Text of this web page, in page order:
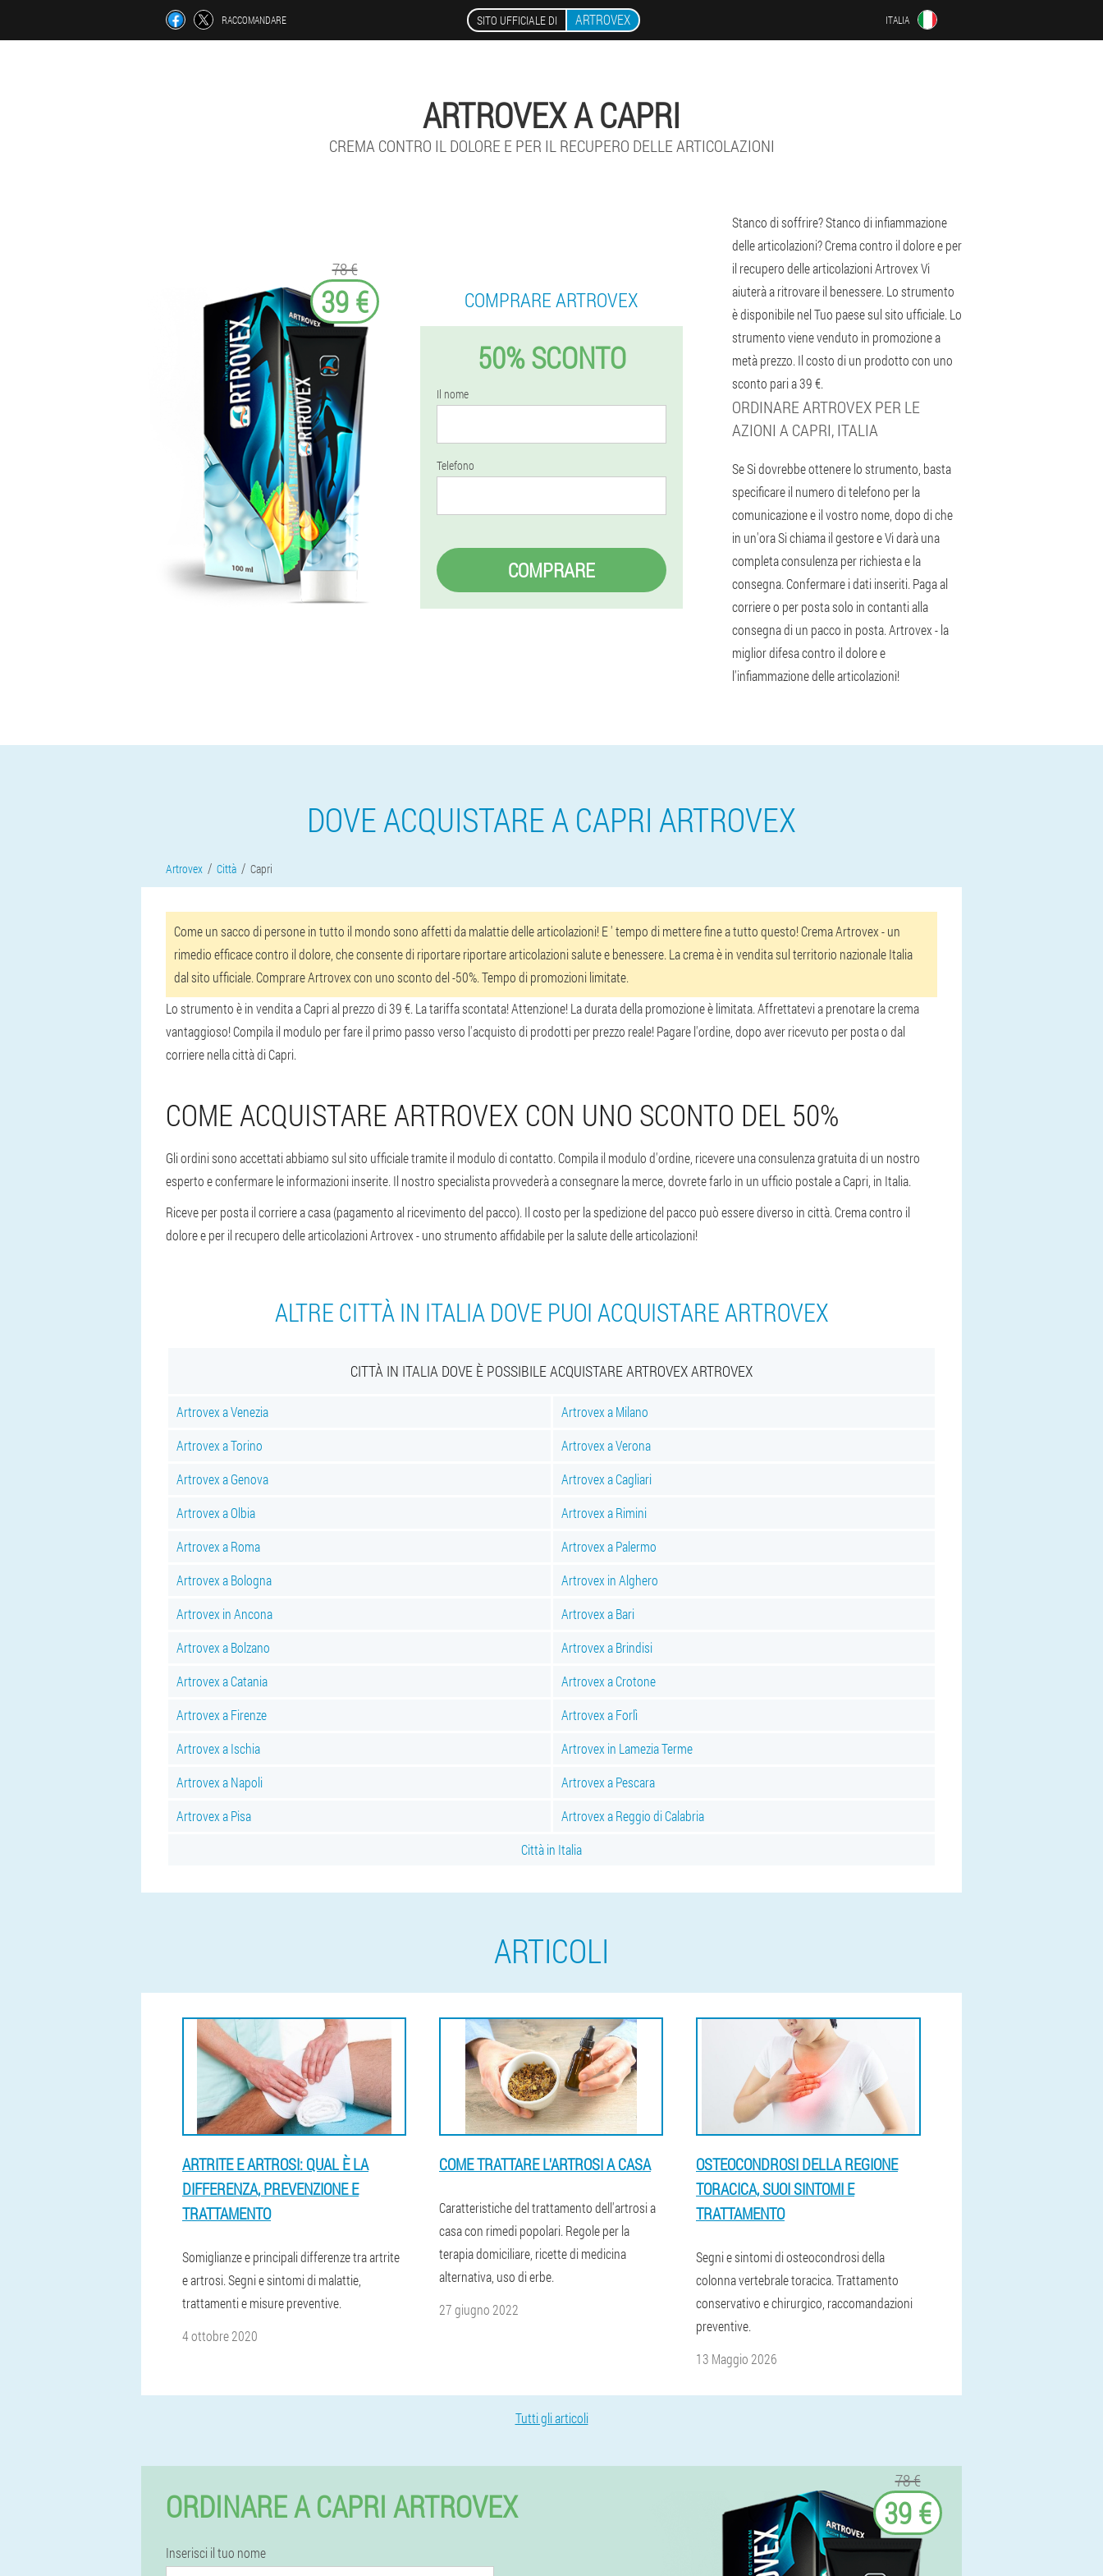
RACCOMANDARE SITO UFFICIALE DI ARTROVEX ITALIA
ARTROVEX A CAPRI
CREMA CONTRO IL DOLORE E PER IL RECUPERO DELLE ARTICOLAZIONI
78 €
39 € COMPRARE ARTROVEX
50% SCONTO
Il nome
Telefono
COMPRARE
Stanco di soffrire? Stanco di infiammazione
delle articolazioni? Crema contro il dolore e per
il recupero delle articolazioni Artrovex Vi
aiuterà a ritrovare il benessere. Lo strumento
è disponibile nel Tuo paese sul sito ufficiale. Lo
strumento viene venduto in promozione a
metà prezzo. Il costo di un prodotto con uno
sconto pari a 39 €.
ORDINARE ARTROVEX PER LE
AZIONI A CAPRI, ITALIA
Se Si dovrebbe ottenere lo strumento, basta
specificare il numero di telefono per la
comunicazione e il vostro nome, dopo di che
in un'ora Si chiama il gestore e Vi darà una
completa consulenza per richiesta e la
consegna. Confermare i dati inseriti. Paga al
corriere o per posta solo in contanti alla
consegna di un pacco in posta. Artrovex - la
miglior difesa contro il dolore e
l'infiammazione delle articolazioni!
DOVE ACQUISTARE A CAPRI ARTROVEX
Artrovex Città Capri
Come un sacco di persone in tutto il mondo sono affetti da malattie delle articolazioni! E ' tempo di mettere fine a tutto questo! Crema Artrovex - un
rimedio efficace contro il dolore, che consente di riportare riportare articolazioni salute e benessere. La crema è in vendita sul territorio nazionale Italia
dal sito ufficiale. Comprare Artrovex con uno sconto del -50%. Tempo di promozioni limitate.
Lo strumento è in vendita a Capri al prezzo di 39 €. La tariffa scontata! Attenzione! La durata della promozione è limitata. Affrettatevi a prenotare la crema
vantaggioso! Compila il modulo per fare il primo passo verso l'acquisto di prodotti per prezzo reale! Pagare l'ordine, dopo aver ricevuto per posta o dal
corriere nella città di Capri.
COME ACQUISTARE ARTROVEX CON UNO SCONTO DEL 50%
Gli ordini sono accettati abbiamo sul sito ufficiale tramite il modulo di contatto. Compila il modulo d'ordine, ricevere una consulenza gratuita di un nostro
esperto e confermare le informazioni inserite. Il nostro specialista provvederà a consegnare la merce, dovrete farlo in un ufficio postale a Capri, in Italia.
Riceve per posta il corriere a casa (pagamento al ricevimento del pacco). Il costo per la spedizione del pacco può essere diverso in città. Crema contro il
dolore e per il recupero delle articolazioni Artrovex - uno strumento affidabile per la salute delle articolazioni!
ALTRE CITTÀ IN ITALIA DOVE PUOI ACQUISTARE ARTROVEX
CITTÀ IN ITALIA DOVE È POSSIBILE ACQUISTARE ARTROVEX ARTROVEX
Artrovex a Venezia
Artrovex a Milano
Artrovex a Torino
Artrovex a Verona
Artrovex a Genova
Artrovex a Cagliari
Artrovex a Olbia
Artrovex a Rimini
Artrovex a Roma
Artrovex a Palermo
Artrovex a Bologna
Artrovex in Alghero
Artrovex in Ancona
Artrovex a Bari
Artrovex a Bolzano
Artrovex a Brindisi
Artrovex a Catania
Artrovex a Crotone
Artrovex a Firenze
Artrovex a Forlì
Artrovex a Ischia
Artrovex in Lamezia Terme
Artrovex a Napoli
Artrovex a Pescara
Artrovex a Pisa
Artrovex a Reggio di Calabria
Città in Italia
ARTICOLI
ARTRITE E ARTROSI: QUAL È LA
DIFFERENZA, PREVENZIONE E
TRATTAMENTO
Somiglianze e principali differenze tra artrite
e artrosi. Segni e sintomi di malattie,
trattamenti e misure preventive.
4 ottobre 2020
COME TRATTARE L'ARTROSI A CASA
Caratteristiche del trattamento dell'artrosi a
casa con rimedi popolari. Regole per la
terapia domiciliare, ricette di medicina
alternativa, uso di erbe.
27 giugno 2022
OSTEOCONDROSI DELLA REGIONE
TORACICA, SUOI SINTOMI E
TRATTAMENTO
Segni e sintomi di osteocondrosi della
colonna vertebrale toracica. Trattamento
conservativo e chirurgico, raccomandazioni
preventive.
13 Maggio 2026
Tutti gli articoli
ORDINARE A CAPRI ARTROVEX
Inserisci il tuo nome
78 €
39 €